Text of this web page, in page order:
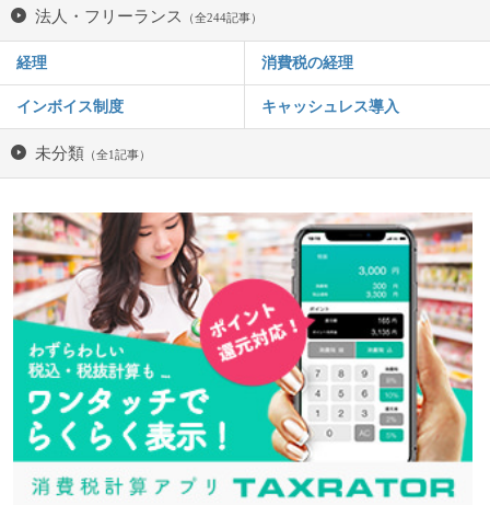
法人・フリーランス （全244記事）
経理 消費税の経理
インボイス制度 キャッシュレス導入
未分類 （全1記事）